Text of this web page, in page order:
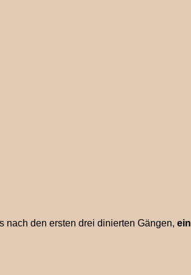
nach den ersten drei dinierten Gängen, ein